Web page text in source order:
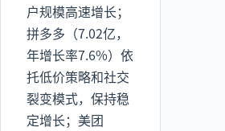
户规模高速增长；
拼多多（7.02亿，
年增长率7.6%）依
托低价策略和社交
裂变模式，保持稳
定增长；美团